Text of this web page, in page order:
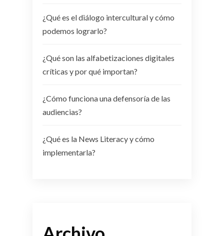
¿Qué es el diálogo intercultural y cómo
podemos lograrlo?
¿Qué son las alfabetizaciones digitales
críticas y por qué importan?
¿Cómo funciona una defensoría de las
audiencias?
¿Qué es la News Literacy y cómo
implementarla?